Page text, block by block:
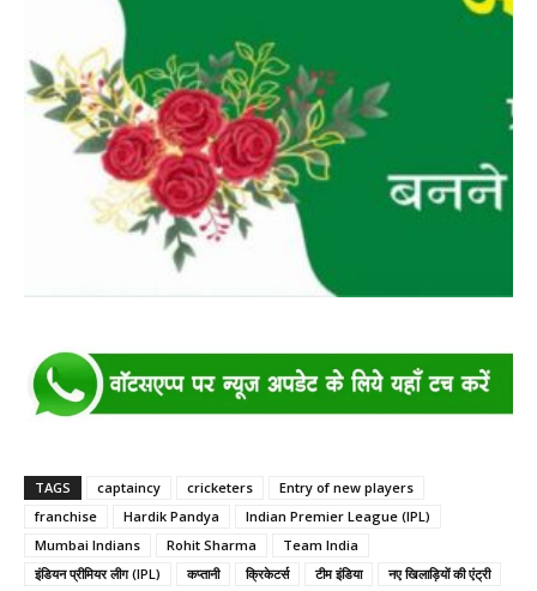
TAGS captaincy cricketers
Entry of new players
franchise
Hardik Pandya
Indian Premier League (IPL)
Mumbai Indians
Rohit Sharma
Team India
इंडियन प्रीमियर लीग (IPL)
कप्तानी क्रिकेटर्स टीम इंडिया नए खिलाड़ियों की एंट्री